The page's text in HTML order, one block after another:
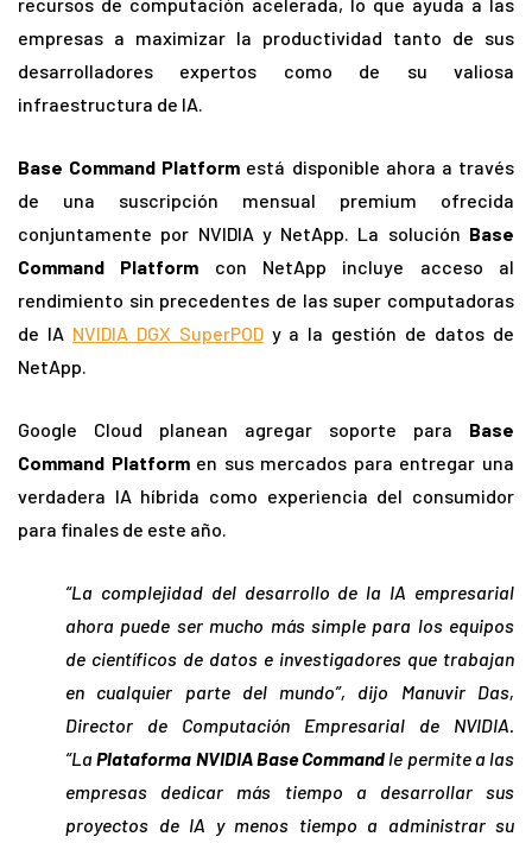
empresas a maximizar la productividad tanto de sus
desarrolladores expertos como de su valiosa
infraestructura de IA.
Base Command Platform está disponible ahora a través
de una suscripción mensual premium ofrecida
conjuntamente por NVIDIA y NetApp. La solución Base
Command Platform con NetApp incluye acceso al
rendimiento sin precedentes de las super computadoras
de IA NVIDIA DGX SuperPODy a la gestión de datos de
NetApp.
Google Cloud planean agregar soporte para Base
Command Platformen sus mercados para entregar una
verdadera IA híbrida como experiencia del consumidor
para finales de este año.
“La complejidad del desarrollo de la IA empresarial
ahora puede ser mucho más simple para los equipos
de científicos de datos e investigadores que trabajan
en cualquier parte del mundo”, dijo Manuvir Das,
Director de Computación Empresarial de NVIDIA.
“LaPlataforma NVIDIA Base Command le permite a las
empresas dedicar más tiempo a desarrollar sus
proyectos de IA y menos tiempo a administrar su